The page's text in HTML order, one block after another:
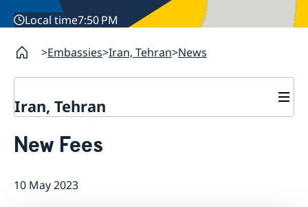
Local time7:50 PM
Embassies Iran, Tehran News
Iran, Tehran
About us
New Fees
10 May 2023